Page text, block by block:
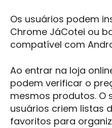
Os usuários podem
Chrome JáCotei ou
compatível com
Ao entrar na loja
podem verificar o
mesmos produtos. O
usuários criem listas
favoritos para